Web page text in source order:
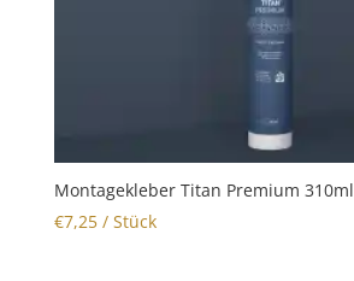
Montagekleber Titan Premium 310ml
€7,25/ Stück